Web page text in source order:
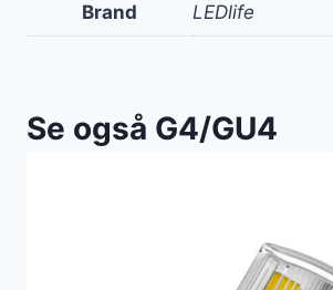
Brand LEDlife
Se også G4/GU4